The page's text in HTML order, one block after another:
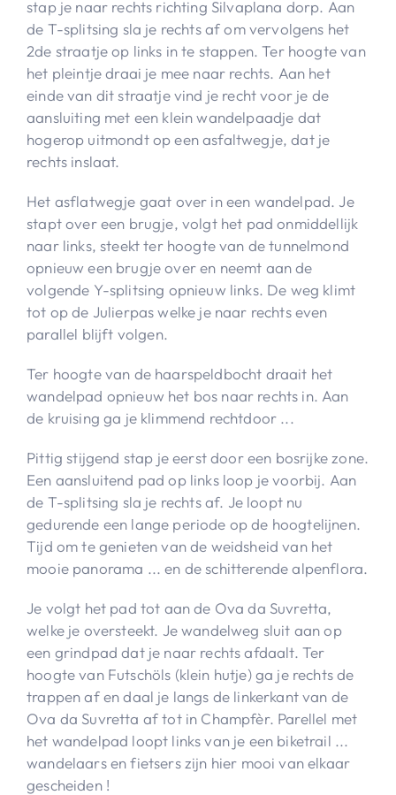
stap je naar rechts richting Silvaplana dorp. Aan
de T-splitsing sla je rechts af om vervolgens het
2de straatje op links in te stappen. Ter hoogte van
het pleintje draai je mee naar rechts. Aan het
einde van dit straatje vind je recht voor je de
aansluiting met een klein wandelpaadje dat
hogerop uitmondt op een asfaltwegje, dat je
rechts inslaat.
Het asflatwegje gaat over in een wandelpad. Je
stapt over een brugje, volgt het pad onmiddellijk
naar links, steekt ter hoogte van de tunnelmond
opnieuw een brugje over en neemt aan de
volgende Y-splitsing opnieuw links. De weg klimt
tot op de Julierpas welke je naar rechts even
parallel blijft volgen.
Ter hoogte van de haarspeldbocht draait het
wandelpad opnieuw het bos naar rechts in. Aan
de kruising ga je klimmend rechtdoor ...
Pittig stijgend stap je eerst door een bosrijke zone.
Een aansluitend pad op links loop je voorbij. Aan
de T-splitsing sla je rechts af. Je loopt nu
gedurende een lange periode op de hoogtelijnen.
Tijd om te genieten van de weidsheid van het
mooie panorama ... en de schitterende alpenflora.
Je volgt het pad tot aan de Ova da Suvretta,
welke je oversteekt. Je wandelweg sluit aan op
een grindpad dat je naar rechts afdaalt. Ter
hoogte van Futschöls (klein hutje) ga je rechts de
trappen af en daal je langs de linkerkant van de
Ova da Suvretta af tot in Champfèr. Parellel met
het wandelpad loopt links van je een biketrail ...
wandelaars en fietsers zijn hier mooi van elkaar
gescheiden !